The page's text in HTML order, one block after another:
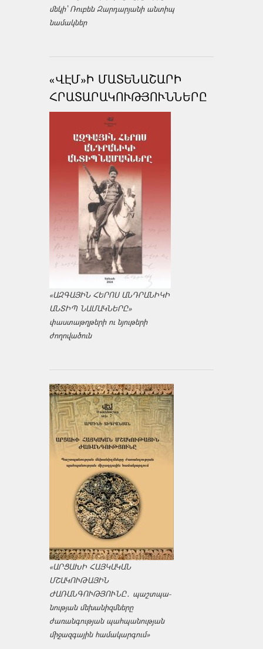
մեկի՝ Ռուբեն Զարդարյանի անտիպ
նամակներ
«ՎԷՄ»Ի ՄԱՏԵՆԱՇԱՐԻ
ՀՐԱՏԱՐԱԿՈՒԹՅՈՒՆՆԵՐԸ
«ԱԶԳԱՅԻՆ ՀԵՐՈՍ ԱՆԴՐԱՆԻԿԻ
ԱՆՏԻՊ ՆԱՄԱԿՆԵՐԸ»
փաստաթղթերի ու նյութերի
ժողովածուն
«ԱՐՑԱԽԻ ՀԱՅԿԱԿԱՆ
ՄՇԱԿՈՒԹԱՅԻՆ
ԺԱՌԱՆԳՈՒԹՅՈՒՆԸ․ պաշտպա­
նության մեխանիզմները
ժառանգության պահպանության
միջազ­գային համակարգում»